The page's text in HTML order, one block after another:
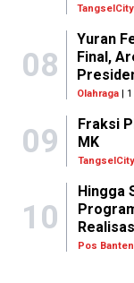
TangselCity
08
Yuran
Final,
Olahraga |
09
Fraksi
MK
TangselCity
10
Hingga
Pos Banten